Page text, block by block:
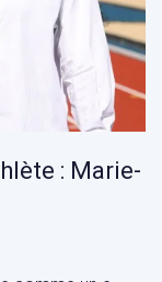
: Marie-